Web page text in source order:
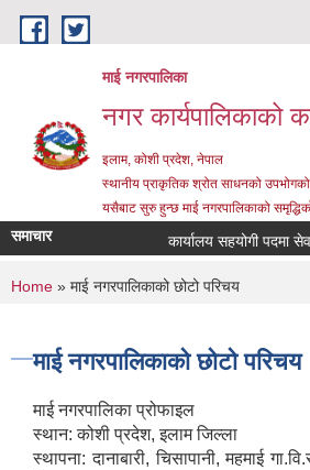
Skip to main content
माई नगरपालिका
नगर कार्यपालिकाको
इलाम, कोशी प्रदेश, नेपाल
स्थानीय प्राकृतिक श्रोत साधनको
यसैबाट सुरु हुन्छ माई नगरपालिकाको
समाचार कार्यालय सहयोगी पदमा सेवा
You are here
Home » माई नगरपालिकाको छोटो परिचय
माई नगरपालिकाको छोटो परिचय
माई नगरपालिका प्रोफाइल
स्थान: कोशी प्रदेश, इलाम जिल्ला
स्थापना: दानाबारी, चिसापानी, महमाई